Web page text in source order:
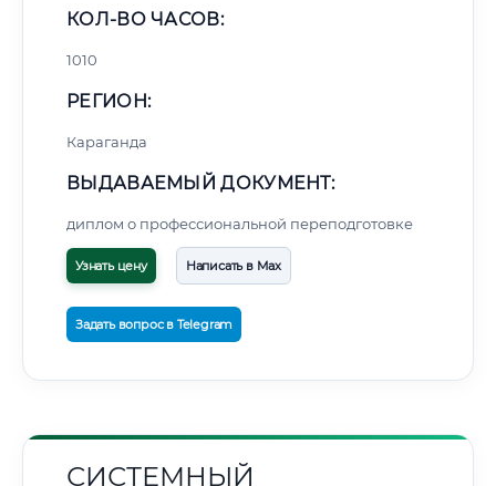
КОЛ-ВО ЧАСОВ:
1010
РЕГИОН:
Караганда
ВЫДАВАЕМЫЙ ДОКУМЕНТ:
диплом о профессиональной переподготовке
Узнать цену Написать в Max
Задать вопрос в Telegram
СИСТЕМНЫЙ